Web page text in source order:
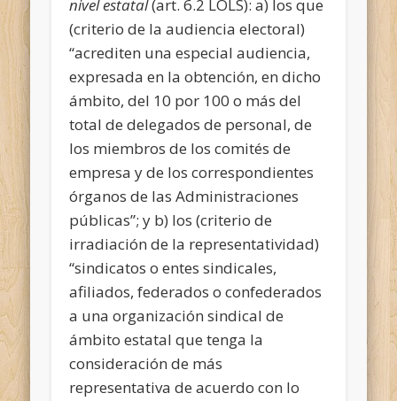
nivel estatal(art. 6.2 LOLS): a) los que
(criterio de la audiencia electoral)
“acrediten una especial audiencia,
expresada en la obtención, en dicho
ámbito, del 10 por 100 o más del
total de delegados de personal, de
los miembros de los comités de
empresa y de los correspondientes
órganos de las Administraciones
públicas”; y b) los (criterio de
irradiación de la representatividad)
“sindicatos o entes sindicales,
afiliados, federados o confederados
a una organización sindical de
ámbito estatal que tenga la
consideración de más
representativa de acuerdo con lo